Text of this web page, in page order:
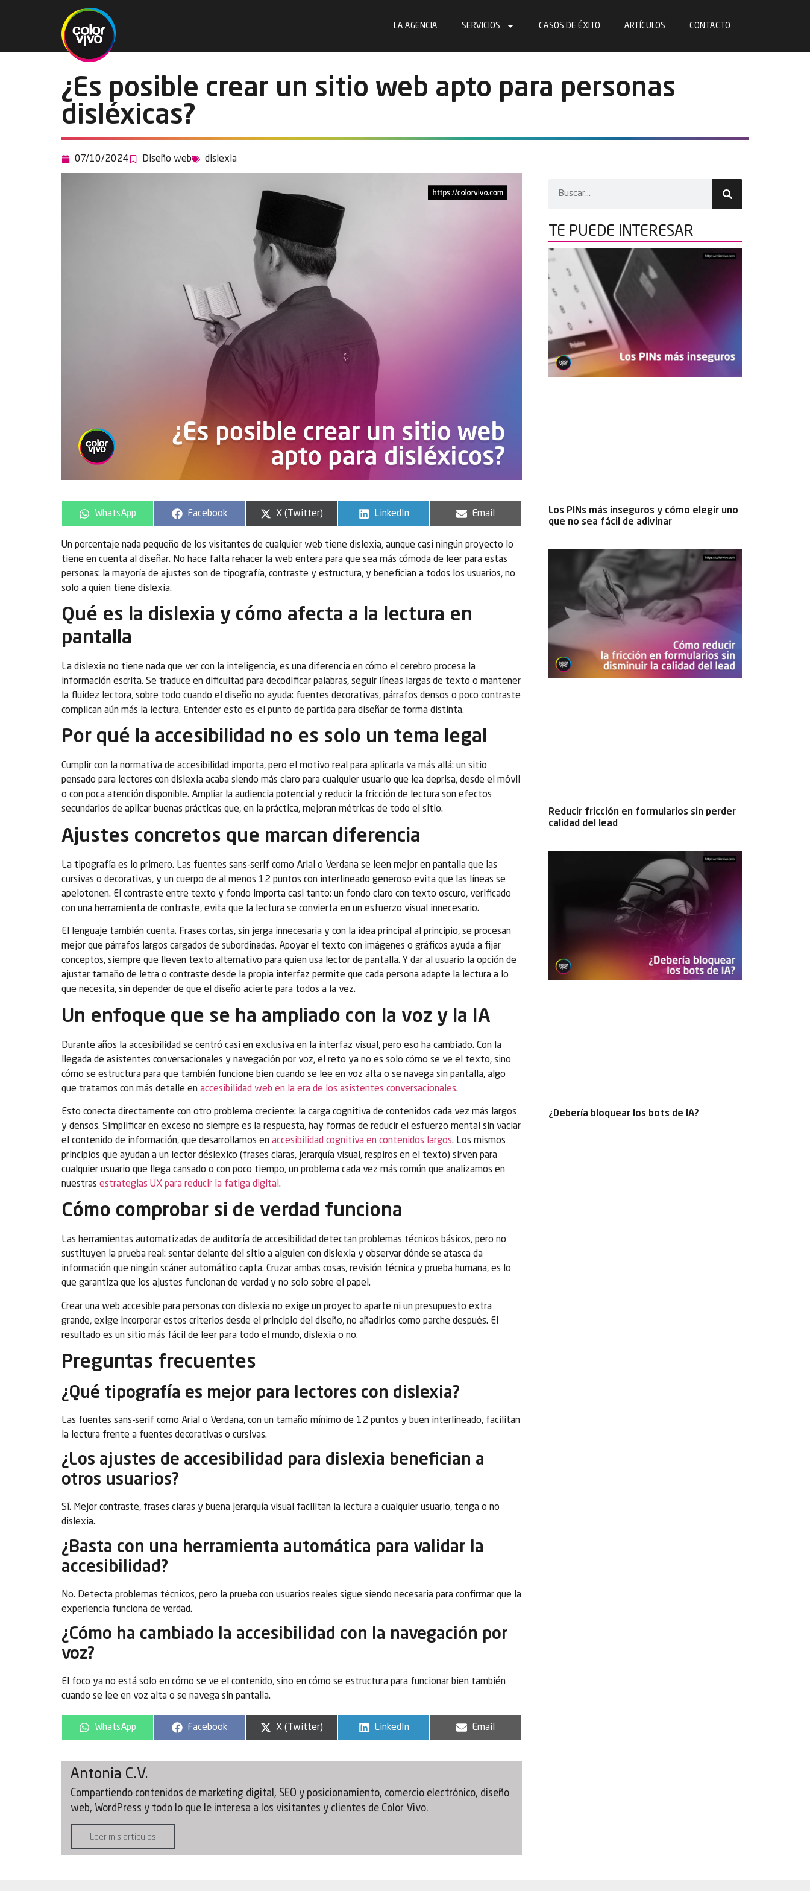
LA AGENCIA SERVICIOS CASOS DE ÉXITO ARTÍCULOS CONTACTO
¿Es posible crear un sitio web apto para personas
disléxicas?
07/10/2024 Diseño web dislexia
WhatsApp Facebook X (Twitter) LinkedIn Email
Un porcentaje nada pequeño de los visitantes de cualquier web tiene dislexia, aunque casi ningún proyecto lo
tiene en cuenta al diseñar. No hace falta rehacer la web entera para que sea más cómoda de leer para estas
personas: la mayoría de ajustes son de tipografía, contraste y estructura, y benefician a todos los usuarios, no
solo a quien tiene dislexia.
Qué es la dislexia y cómo afecta a la lectura en
pantalla
La dislexia no tiene nada que ver con la inteligencia, es una diferencia en cómo el cerebro procesa la
información escrita. Se traduce en dificultad para decodificar palabras, seguir líneas largas de texto o mantener
la fluidez lectora, sobre todo cuando el diseño no ayuda: fuentes decorativas, párrafos densos o poco contraste
complican aún más la lectura. Entender esto es el punto de partida para diseñar de forma distinta.
Por qué la accesibilidad no es solo un tema legal
Cumplir con la normativa de accesibilidad importa, pero el motivo real para aplicarla va más allá: un sitio
pensado para lectores con dislexia acaba siendo más claro para cualquier usuario que lea deprisa, desde el móvil
o con poca atención disponible. Ampliar la audiencia potencial y reducir la fricción de lectura son efectos
secundarios de aplicar buenas prácticas que, en la práctica, mejoran métricas de todo el sitio.
Ajustes concretos que marcan diferencia
La tipografía es lo primero. Las fuentes sans-serif como Arial o Verdana se leen mejor en pantalla que las
cursivas o decorativas, y un cuerpo de al menos 12 puntos con interlineado generoso evita que las líneas se
apelotonen. El contraste entre texto y fondo importa casi tanto: un fondo claro con texto oscuro, verificado
con una herramienta de contraste, evita que la lectura se convierta en un esfuerzo visual innecesario.
El lenguaje también cuenta. Frases cortas, sin jerga innecesaria y con la idea principal al principio, se procesan
mejor que párrafos largos cargados de subordinadas. Apoyar el texto con imágenes o gráficos ayuda a fijar
conceptos, siempre que lleven texto alternativo para quien usa lector de pantalla. Y dar al usuario la opción de
ajustar tamaño de letra o contraste desde la propia interfaz permite que cada persona adapte la lectura a lo
que necesita, sin depender de que el diseño acierte para todos a la vez.
Un enfoque que se ha ampliado con la voz y la IA
Durante años la accesibilidad se centró casi en exclusiva en la interfaz visual, pero eso ha cambiado. Con la
llegada de asistentes conversacionales y navegación por voz, el reto ya no es solo cómo se ve el texto, sino
cómo se estructura para que también funcione bien cuando se lee en voz alta o se navega sin pantalla, algo
que tratamos con más detalle en accesibilidad web en la era de los asistentes conversacionales.
Esto conecta directamente con otro problema creciente: la carga cognitiva de contenidos cada vez más largos
y densos. Simplificar en exceso no siempre es la respuesta, hay formas de reducir el esfuerzo mental sin vaciar
el contenido de información, que desarrollamos en accesibilidad cognitiva en contenidos largos. Los mismos
principios que ayudan a un lector déslexico (frases claras, jerarquía visual, respiros en el texto) sirven para
cualquier usuario que llega cansado o con poco tiempo, un problema cada vez más común que analizamos en
nuestras estrategias UX para reducir la fatiga digital .
Cómo comprobar si de verdad funciona
Las herramientas automatizadas de auditoría de accesibilidad detectan problemas técnicos básicos, pero no
sustituyen la prueba real: sentar delante del sitio a alguien con dislexia y observar dónde se atasca da
información que ningún scáner automático capta. Cruzar ambas cosas, revisión técnica y prueba humana, es lo
que garantiza que los ajustes funcionan de verdad y no solo sobre el papel.
Crear una web accesible para personas con dislexia no exige un proyecto aparte ni un presupuesto extra
grande, exige incorporar estos criterios desde el principio del diseño, no añadirlos como parche después. El
resultado es un sitio más fácil de leer para todo el mundo, dislexia o no.
Preguntas frecuentes
¿Qué tipografía es mejor para lectores con dislexia?
Las fuentes sans-serif como Arial o Verdana, con un tamaño mínimo de 12 puntos y buen interlineado, facilitan
la lectura frente a fuentes decorativas o cursivas.
¿Los ajustes de accesibilidad para dislexia benefician a
otros usuarios?
Sí. Mejor contraste, frases claras y buena jerarquía visual facilitan la lectura a cualquier usuario, tenga o no
dislexia.
¿Basta con una herramienta automática para validar la
accesibilidad?
No. Detecta problemas técnicos, pero la prueba con usuarios reales sigue siendo necesaria para confirmar que la
experiencia funciona de verdad.
¿Cómo ha cambiado la accesibilidad con la navegación por
voz?
El foco ya no está solo en cómo se ve el contenido, sino en cómo se estructura para funcionar bien también
cuando se lee en voz alta o se navega sin pantalla.
WhatsApp Facebook X (Twitter) LinkedIn Email
Antonia C.V.
Compartiendo contenidos de marketing digital, SEO y posicionamiento, comercio electrónico, diseño
web, WordPress y todo lo que le interesa a los visitantes y clientes de Color Vivo.
Leer mis artículos
TE PUEDE INTERESAR
Los PINs más inseguros y cómo elegir uno
que no sea fácil de adivinar
Reducir fricción en formularios sin perder
calidad del lead
¿Debería bloquear los bots de IA?